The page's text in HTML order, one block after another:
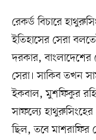
রেকর্ড বিচারে
ইতিহাসের সেরা
দরকার,
সেরা। সাকিব তখন
ইকবাল, মুশফিকুর
সাফল্যে
ছিল, তবে মাশরাফির